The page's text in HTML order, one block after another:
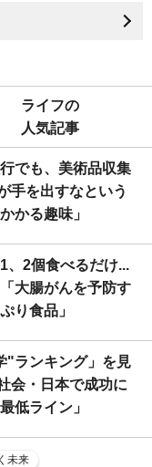
ライフの
人気記事
でも、美術品収集
手を出すなという
かる趣味」
、2個食べるだけ...
大腸がんを予防す
り食品」
"ランキング」を見
会・日本で成功に
低ライン」
未来